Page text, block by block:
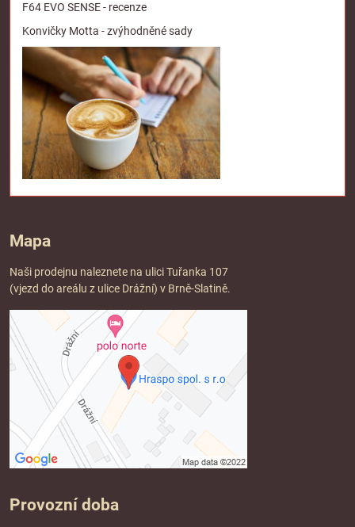
F64 EVO SENSE - recenze
Konvičky Motta - zvýhodněné sady
Mapa
Naši prodejnu naleznete na ulici Tuřanka 107
(vjezd do areálu z ulice Drážní) v Brně-Slatině.
Provozní doba